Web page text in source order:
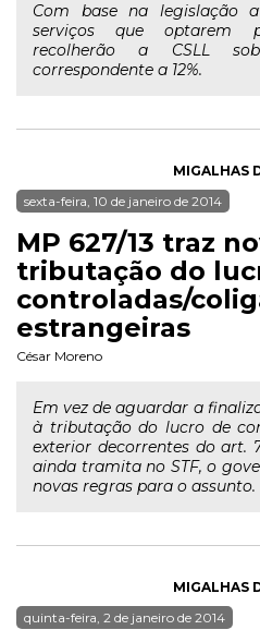
Com base na legislação
serviços que optarem
recolherão a CSLL
correspondente a 12%.
MIGALHAS
sexta-feira, 10 de janeiro de 2014
MP 627/13 traz
tributação do
controladas/
estrangeiras
César Moreno
Em vez de aguardar a
à tributação do lucro de
exterior decorrentes do art.
ainda tramita no STF, o
novas regras para o assunto.
MIGALHAS
quinta-feira, 2 de janeiro de 2014